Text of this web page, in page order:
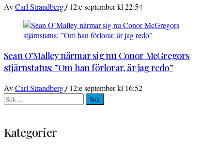
AvCarl Strandberg/ 12:e september kl 22:54
Sean O’Malley närmar sig nu Conor McGregors
stjärnstatus: ”Om han förlorar, är jag redo”
AvCarl Strandberg/ 12:e september kl 16:52
Sök
efter:
Kategorier